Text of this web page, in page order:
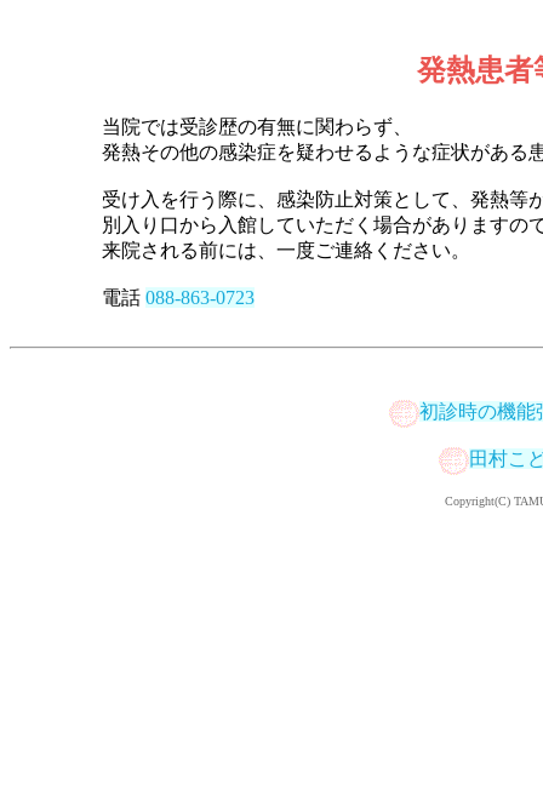
発熱患
当院では受診歴の有無に関わらず、
発熱その他の感染症を疑わせるような症状がある
受け入を行う際に、感染防止対策として、発熱等
別入り口から入館していただく場合がありますの
来院される前には、一度ご連絡ください。
電話 088-863-0723
初診時の機能
田村こ
Copyright(C)